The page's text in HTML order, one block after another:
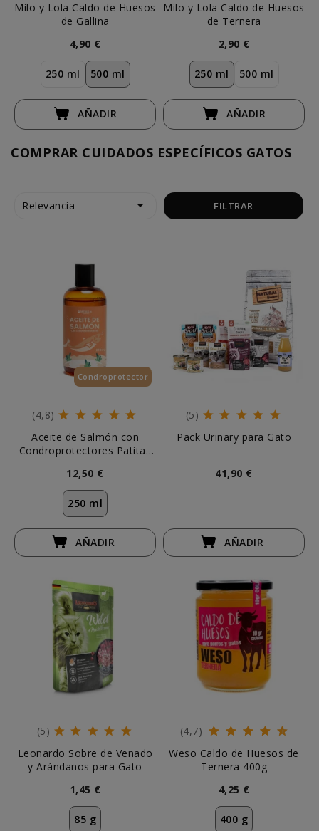
Milo y Lola Caldo de Huesos
de Gallina
4,90 €
250 ml 500 ml
AÑADIR
Milo y Lola Caldo de Huesos
de Ternera
2,90 €
250 ml 500 ml
AÑADIR
COMPRAR CUIDADOS ESPECÍFICOS GATOS
Relevancia  FILTRAR
Esenciales
Condroprotector
(4,8)
Aceite de Salmón con
Condroprotectores Patitas
12,50 €
250 ml
AÑADIR
(5)
Pack Urinary para Gato
41,90 €
AÑADIR
(5)
Leonardo Sobre de Venado
y Arándanos para Gato
1,45 €
85 g
(4,7)
Weso Caldo de Huesos de
Ternera 400g
4,25 €
400 g